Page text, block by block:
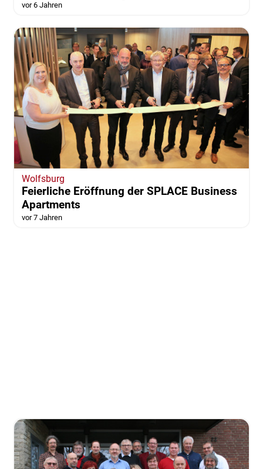
vor 6 Jahren
Wolfsburg
Feierliche Eröffnung der SPLACE Business
Apartments
vor 7 Jahren